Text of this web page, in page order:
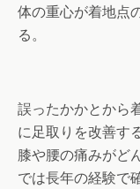
体の重心が着地点
る。
誤ったかかとから
に足取りを改善す
膝や腰の痛みがど
では長年の経験で